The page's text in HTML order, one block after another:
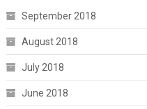
September 2018
August 2018
July 2018
June 2018